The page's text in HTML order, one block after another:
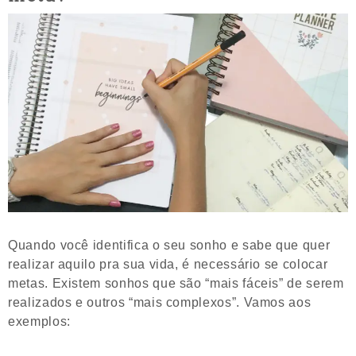
Quando você identifica o seu sonho e sabe que quer
realizar aquilo pra sua vida, é necessário se colocar
metas. Existem sonhos que são “mais fáceis” de serem
realizados e outros “mais complexos”. Vamos aos
exemplos: